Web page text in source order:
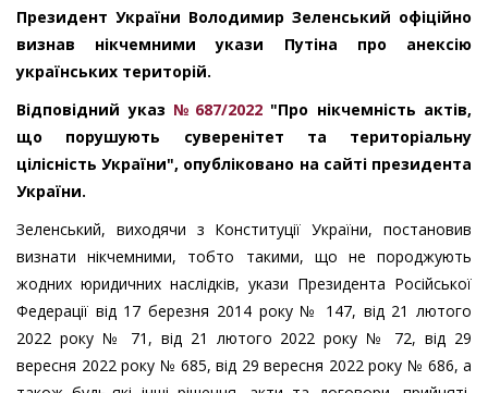
Президент України Володимир Зеленський офіційно
визнав нікчемними укази Путіна про анексію
українських територій.
Відповідний указ № 687/2022"Про нікчемність актів,
що порушують суверенітет та територіальну
цілісність України", опубліковано на сайті президента
України.
Зеленський, виходячи з Конституції України, постановив
визнати нікчемними, тобто такими, що не породжують
жодних юридичних наслідків, укази Президента Російської
Федерації від 17 березня 2014 року № 147, від 21 лютого
2022 року № 71, від 21 лютого 2022 року № 72, від 29
вересня 2022 року № 685, від 29 вересня 2022 року № 686, а